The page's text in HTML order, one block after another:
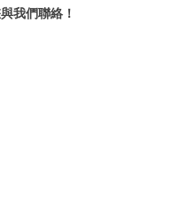
我們聯絡！